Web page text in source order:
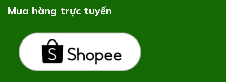
Mua hàng trực tuyến